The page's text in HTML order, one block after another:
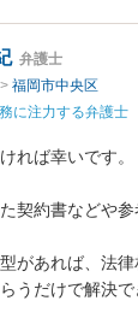
弁護士
> 福岡市中央区
に注力する弁護士
れば幸いです。
契約書などや
があれば、法
うだけで解決で